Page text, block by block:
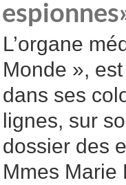
L’organe
Monde »,
dans ses
lignes, sur
dossier des
Mmes Marie